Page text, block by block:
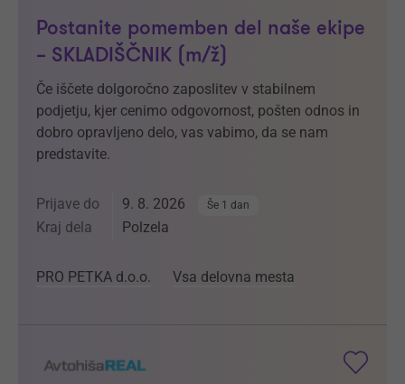
Postanite pomemben del naše ekipe
– SKLADIŠČNIK (m/ž)
Če iščete dolgoročno zaposlitev v stabilnem
podjetju, kjer cenimo odgovornost, pošten odnos in
dobro opravljeno delo, vas vabimo, da se nam
predstavite.
Prijave do 9. 8. 2026 Še 1 dan
Kraj dela Polzela
PRO PETKA d.o.o. Vsa delovna mesta